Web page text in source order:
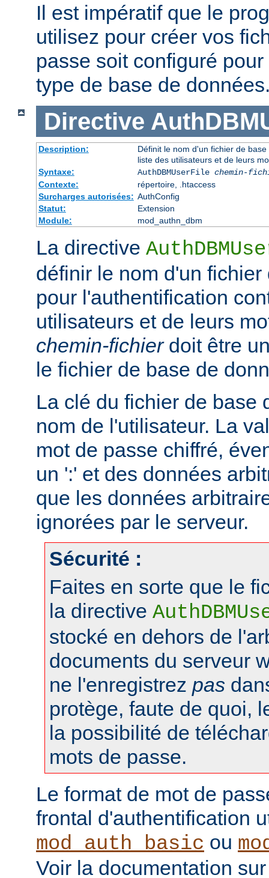
Il est impératif que le
utilisez pour créer vos
passe soit configuré
type de base de
Directive
Description:
Définit le nom d'un fichier de
liste des utilisateurs et de leurs
Syntaxe:
AuthDBMUserFile chemin-
Contexte:
répertoire, .htaccess
Surcharges autorisées: AuthConfig
Statut:
Extension
Module:
mod_authn_dbm
La directive
définir le nom d'un
pour l'authentification
utilisateurs et de leurs
chemin-fichierdoit être
le fichier de base de
La clé du fichier de base
nom de l'utilisateur. La
mot de passe chiffré,
un ':' et des données
que les données
ignorées par le serveur.
Sécurité :
Faites en sorte que le
la directive
stocké en dehors de
documents du serveur
ne l'enregistrez pas
protège, faute de quoi,
la possibilité de
mots de passe.
Le format de mot de
frontal d'authentification
mod_auth_basic ou
Voir la documentation